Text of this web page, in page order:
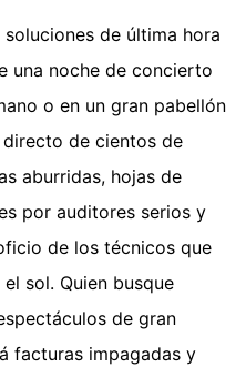
de última hora
una noche de concierto
o en un gran pabellón
de cientos de
aburridas, hojas de
por auditores serios y
de los técnicos que
sol. Quien busque
de gran
facturas impagadas y